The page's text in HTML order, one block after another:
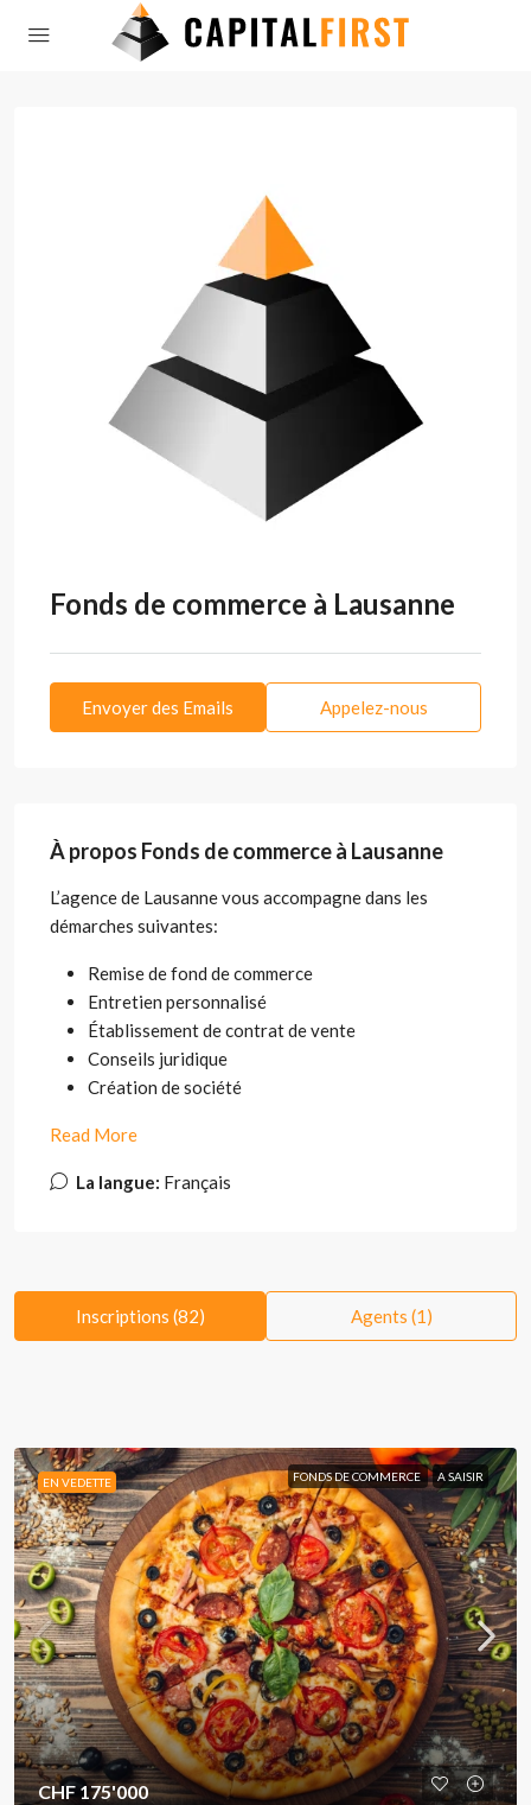
Fonds de commerce à Lausanne
Envoyer des Emails Appelez-nous
À propos Fonds de commerce à Lausanne
L’agence de Lausanne vous accompagne dans les
démarches suivantes:
Remise de fond de commerce
Entretien personnalisé
Établissement de contrat de vente
Conseils juridique
Création de société
Read More
La langue: Français
Inscriptions (82) Agents (1)
EN VEDETTE FONDS DE COMMERCE A SAISIR
CHF 175'000